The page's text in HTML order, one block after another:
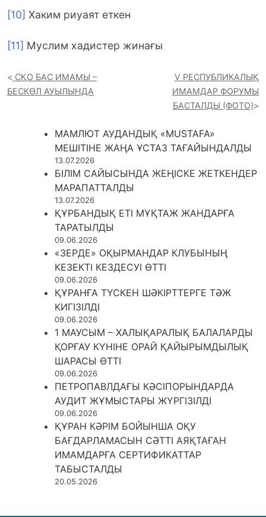
[10] Хаким риуаят еткен
[11] Муслим хадистер жинағы
СҚО БАС ИМАМЫ –
БЕСКӨЛ АУЫЛЫНДА
V РЕСПУБЛИКАЛЫҚ
ИМАМДАР ФОРУМЫ
БАСТАЛДЫ (ФОТО)
МАМЛЮТ АУДАНДЫҚ «MUSTAFA»
МЕШІТІНЕ ЖАҢА ҰСТАЗ ТАҒАЙЫНДАЛДЫ
13.07.2026
БІЛІМ САЙЫСЫНДА ЖЕҢІСКЕ ЖЕТКЕНДЕР
МАРАПАТТАЛДЫ
13.07.2026
ҚҰРБАНДЫҚ ЕТІ МҰҚТАЖ ЖАНДАРҒА
ТАРАТЫЛДЫ
09.06.2026
«ЗЕРДЕ» ОҚЫРМАНДАР КЛУБЫНЫҢ
КЕЗЕКТІ КЕЗДЕСУІ ӨТТІ
09.06.2026
ҚҰРАНҒА ТҮСКЕН ШӘКІРТТЕРГЕ ТӘЖ
КИГІЗІЛДІ
09.06.2026
1 МАУСЫМ – ХАЛЫҚАРАЛЫҚ БАЛАЛАРДЫ
ҚОРҒАУ КҮНІНЕ ОРАЙ ҚАЙЫРЫМДЫЛЫҚ
ШАРАСЫ ӨТТІ
09.06.2026
ПЕТРОПАВЛДАҒЫ КӘСІПОРЫНДАРДА
АУДИТ ЖҰМЫСТАРЫ ЖҮРГІЗІЛДІ
09.06.2026
ҚҰРАН КӘРІМ БОЙЫНША ОҚУ
БАҒДАРЛАМАСЫН СӘТТІ АЯҚТАҒАН
ИМАМДАРҒА СЕРТИФИКАТТАР
ТАБЫСТАЛДЫ
20.05.2026